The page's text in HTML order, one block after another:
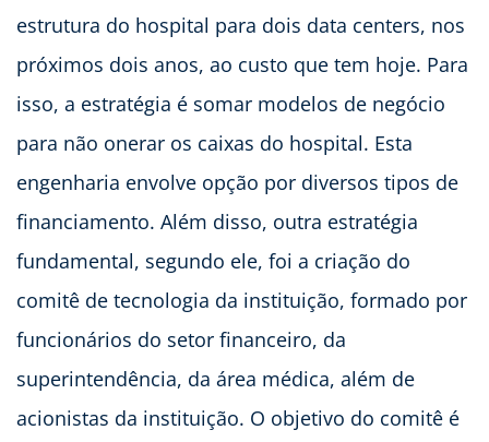
estrutura do hospital para dois data centers, nos
próximos dois anos, ao custo que tem hoje. Para
isso, a estratégia é somar modelos de negócio
para não onerar os caixas do hospital. Esta
engenharia envolve opção por diversos tipos de
financiamento. Além disso, outra estratégia
fundamental, segundo ele, foi a criação do
comitê de tecnologia da instituição, formado por
funcionários do setor financeiro, da
superintendência, da área médica, além de
acionistas da instituição. O objetivo do comitê é